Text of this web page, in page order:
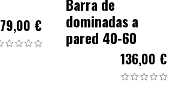
79,00 €
Barra de
dominadas a
pared 40-60
136,00 €